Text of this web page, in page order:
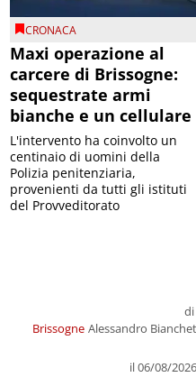
CRONACA
Maxi operazione al
carcere di Brissogne:
sequestrate armi
bianche e un cellulare
Brissogne
di
Alessandro Bianchet
il 06/08/2026
L'intervento ha coinvolto un
centinaio di uomini della
Polizia penitenziaria,
provenienti da tutti gli istituti
del Provveditorato